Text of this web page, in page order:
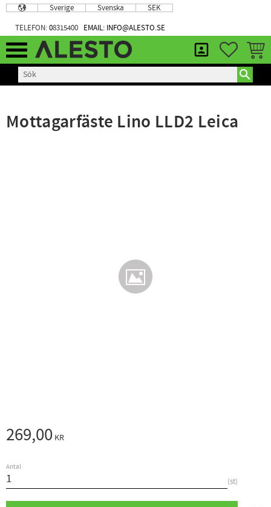
Meny
Sverige Svenska SEK
TELEFON:08315400 EMAIL: INFO@ALESTO.SE
Mottagarfäste Lino LLD2 Leica
269,00 KR
Antal
st